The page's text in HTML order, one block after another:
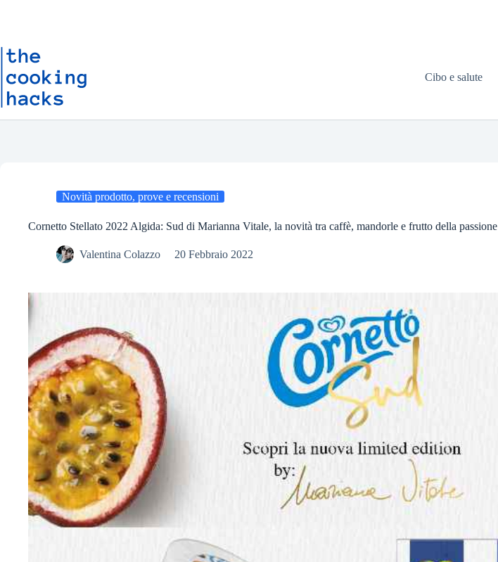
t
o
n
Cibo e salute
Novità prodotto, prove e recensioni
Cornetto Stellato 2022 Algida: Sud di Marianna Vitale, la novità tra caffè, mandorle e frutto della passione
Valentina Colazzo 20 Febbraio 2022